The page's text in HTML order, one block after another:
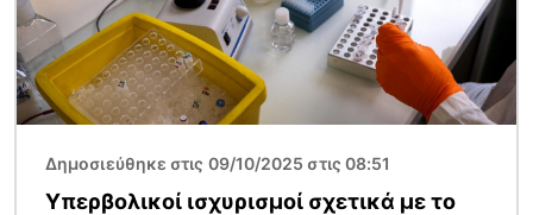
Δημοσιεύθηκε στις 09/10/2025 στις 08:51
Υπερβολικοί ισχυρισμοί σχετικά με το